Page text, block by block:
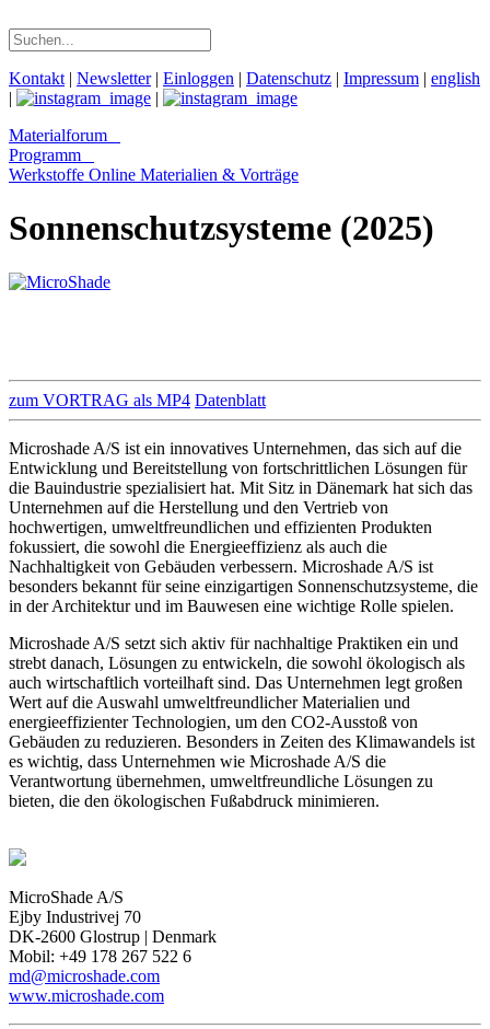
Kontakt | Newsletter| Einloggen | Datenschutz | Impressum | english
|
|
Materialforum
Programm
Werkstoffe Online Materialien & Vorträge
Sonnenschutzsysteme (2025)
zum VORTRAG als MP4 Datenblatt
Microshade A/S ist ein innovatives Unternehmen, das sich auf die
Entwicklung und Bereitstellung von fortschrittlichen Lösungen für
die Bauindustrie spezialisiert hat. Mit Sitz in Dänemark hat sich das
Unternehmen auf die Herstellung und den Vertrieb von
hochwertigen, umweltfreundlichen und effizienten Produkten
fokussiert, die sowohl die Energieeffizienz als auch die
Nachhaltigkeit von Gebäuden verbessern. Microshade A/S ist
besonders bekannt für seine einzigartigen Sonnenschutzsysteme, die
in der Architektur und im Bauwesen eine wichtige Rolle spielen.
Microshade A/S setzt sich aktiv für nachhaltige Praktiken ein und
strebt danach, Lösungen zu entwickeln, die sowohl ökologisch als
auch wirtschaftlich vorteilhaft sind. Das Unternehmen legt großen
Wert auf die Auswahl umweltfreundlicher Materialien und
energieeffizienter Technologien, um den CO2-Ausstoß von
Gebäuden zu reduzieren. Besonders in Zeiten des Klimawandels ist
es wichtig, dass Unternehmen wie Microshade A/S die
Verantwortung übernehmen, umweltfreundliche Lösungen zu
bieten, die den ökologischen Fußabdruck minimieren.
MicroShade A/S
Ejby Industrivej 70
DK-2600 Glostrup | Denmark
Mobil: +49 178 267 522 6
md@microshade.com
www.microshade.com